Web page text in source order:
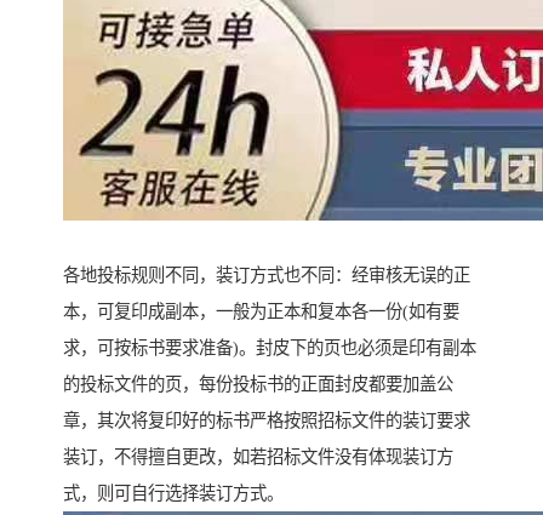
各地投标规则不同，装订方式也不同：经审核无误的正
本，可复印成副本，一般为正本和复本各一份(如有要
求，可按标书要求准备)。封皮下的页也必须是印有副本
的投标文件的页，每份投标书的正面封皮都要加盖公
章，其次将复印好的标书严格按照招标文件的装订要求
装订，不得擅自更改，如若招标文件没有体现装订方
式，则可自行选择装订方式。